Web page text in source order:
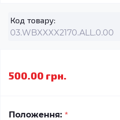
Код товару:
03.WBXXXX2170.ALL.0.00
500.00 грн.
Положення: *